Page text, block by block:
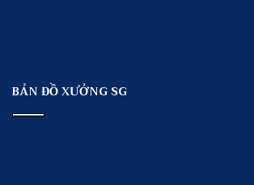
BẢN ĐỒ XƯỞNG SG